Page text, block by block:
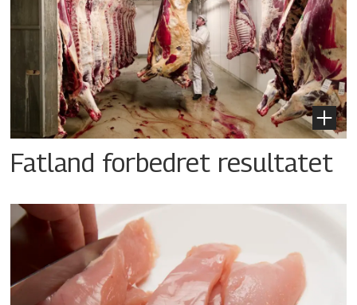
Fatland forbedret resultatet